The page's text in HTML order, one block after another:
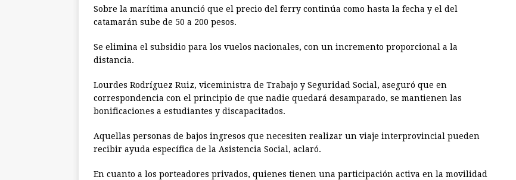
Sobre la marítima anunció que el precio del ferry continúa como hasta la fecha y el del
catamarán sube de 50 a 200 pesos.
Se elimina el subsidio para los vuelos nacionales, con un incremento proporcional a la
distancia.
Lourdes Rodríguez Ruiz, viceministra de Trabajo y Seguridad Social, aseguró que en
correspondencia con el principio de que nadie quedará desamparado, se mantienen las
bonificaciones a estudiantes y discapacitados.
Aquellas personas de bajos ingresos que necesiten realizar un viaje interprovincial pueden
recibir ayuda específica de la Asistencia Social, aclaró.
En cuanto a los porteadores privados, quienes tienen una participación activa en la movilidad